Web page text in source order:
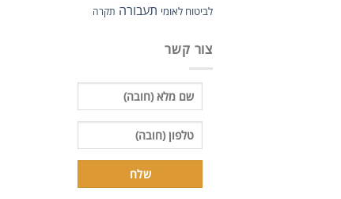
לביטוח לאומי תעבורה תקרה
צור קשר